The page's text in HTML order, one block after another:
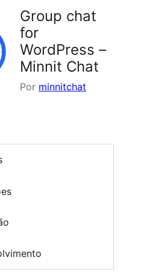
Group chat
for
WordPress –
Minnit Chat
Por minnitchat